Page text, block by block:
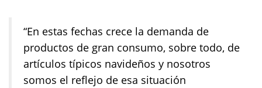
“En estas fechas crece la demanda de
productos de gran consumo, sobre todo, de
artículos típicos navideños y nosotros
somos el reflejo de esa situación